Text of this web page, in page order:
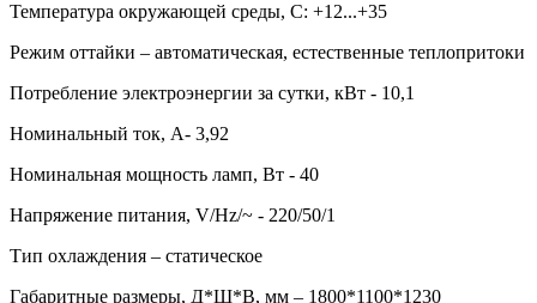
Температура окружающей среды, С: +12...+35
Режим оттайки – автоматическая, естественные теплопритоки
Потребление электроэнергии за сутки, кВт - 10,1
Номинальный ток, А- 3,92
Номинальная мощность ламп, Вт - 40
Напряжение питания, V/Hz/~ - 220/50/1
Тип охлаждения – статическое
Габаритные размеры, Д*Ш*В, мм – 1800*1100*1230